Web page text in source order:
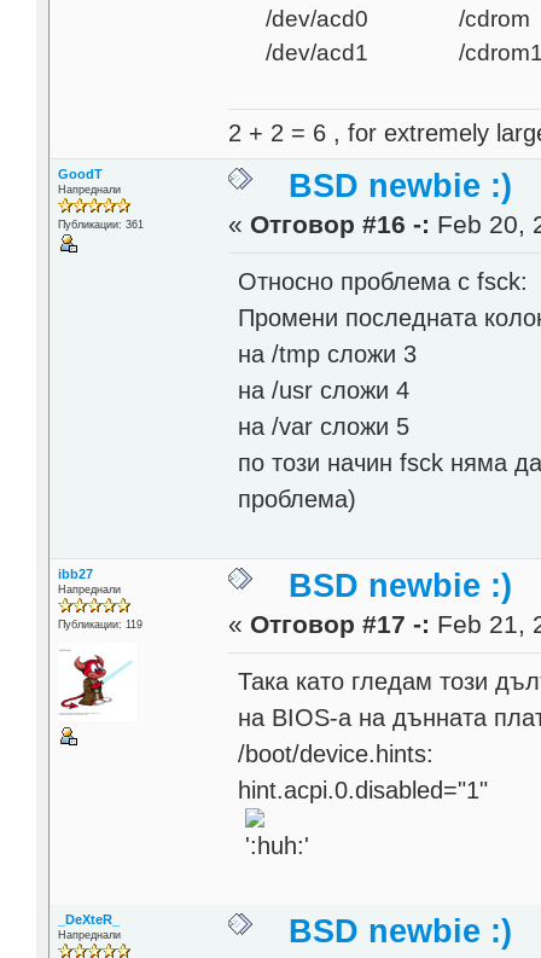
/dev/acd0 /
/dev/acd1 /
2 + 2 = 6 , for extremely
GoodT
Напреднали
Публикации: 361
BSD newbie :)
« Отговор #16 -: Feb 20,
Относно проблема с fsck:
Промени последната
на /tmp сложи 3
на /usr сложи 4
на /var сложи 5
по този начин fsck няма
проблема)
ibb27
Напреднали
Публикации: 119
BSD newbie :)
« Отговор #17 -: Feb 21,
Така като гледам този
на BIOS-a на дънната
/boot/device.hints:
hint.acpi.0.disabled="1"
_DeXteR_
Напреднали BSD newbie :)